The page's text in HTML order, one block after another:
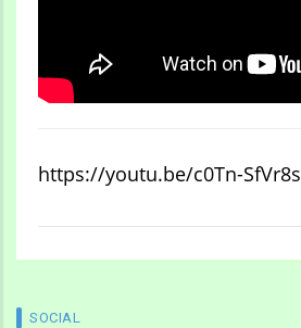
https://youtu.be/c0Tn-SfVr8s
SOCIAL